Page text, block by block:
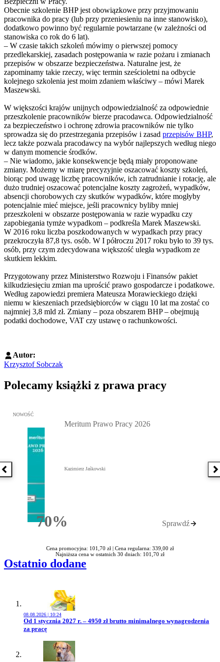
Obecnie szkolenie BHP jest obowiązkowe przy przyjmowaniu
pracownika do pracy (lub przy przeniesieniu na inne stanowisko),
dodatkowo powinno być regularnie powtarzane (w zależności od
stanowiska co rok do 6 lat).
– W czasie takich szkoleń mówimy o pierwszej pomocy
przedlekarskiej, zasadach postępowania w razie pożaru i zmianach
przepisów w obszarze bezpieczeństwa. Naturalne jest, że
zapominamy takie rzeczy, więc termin sześcioletni na odbycie
kolejnego szkolenia jest moim zdaniem właściwy – mówi Marek
Maszewski.
W większości krajów unijnych odpowiedzialność za odpowiednie
przeszkolenie pracowników bierze pracodawca. Odpowiedzialność
za bezpieczeństwo i ochronę zdrowia pracowników nie tylko
sprowadza się do przestrzegania przepisów i zasad przepisów BHP,
lecz także pozwala pracodawcy na wybór najlepszych według niego
w danym momencie środków.
– Nie wiadomo, jakie konsekwencje będą miały proponowane
zmiany. Możemy w miarę precyzyjnie oszacować koszty szkoleń,
biorąc pod uwagę liczbę pracowników, ich zatrudnianie i rotację, ale
dużo trudniej oszacować potencjalne koszty zagrożeń, wypadków,
absencji chorobowych czy skutków wypadków, które mogłyby
potencjalnie mieć miejsce, jeśli pracownicy byliby mniej
przeszkoleni w obszarze postępowania w razie wypadku czy
zapobiegania tymże wypadkom – podkreśla Marek Maszewski.
W 2016 roku liczba poszkodowanych w wypadkach przy pracy
przekroczyła 87,8 tys. osób. W I półroczu 2017 roku było to 39 tys.
osób, przy czym zdecydowana większość uległa wypadkom ze
skutkiem lekkim.
Przygotowany przez Ministerstwo Rozwoju i Finansów pakiet
kilkudziesięciu zmian ma uprościć prawo gospodarcze i podatkowe.
Według zapowiedzi premiera Mateusza Morawieckiego dzięki
niemu w kieszeniach przedsiębiorców w ciągu 10 lat ma zostać co
najmniej 3,8 mld zł. Zmiany – poza obszarem BHP – obejmują
podatki dochodowe, VAT czy ustawę o rachunkowości.
Autor:
Krzysztof Sobczak
Polecamy książki z prawa pracy
Poprzednia książka
Przejdź do: Meritum Prawo Pracy 2026, Kazimierz Jaśkowski -
NOWOŚĆ
70%Rabatu
Meritum Prawo Pracy 2026
Kazimierz Jaśkowski
Sprawdź
Cena promocyjna: 101,70 zł | Cena regularna: 339,00 zł
Najniższa cena w ostatnich 30 dniach: 101,70 zł
Ostatnio dodane
08.08.2026 | 10:24
Przejdź do artykułu:
Od 1 stycznia 2027 r. – 4950 zł brutto minimalnego wynagrodzenia
za pracę